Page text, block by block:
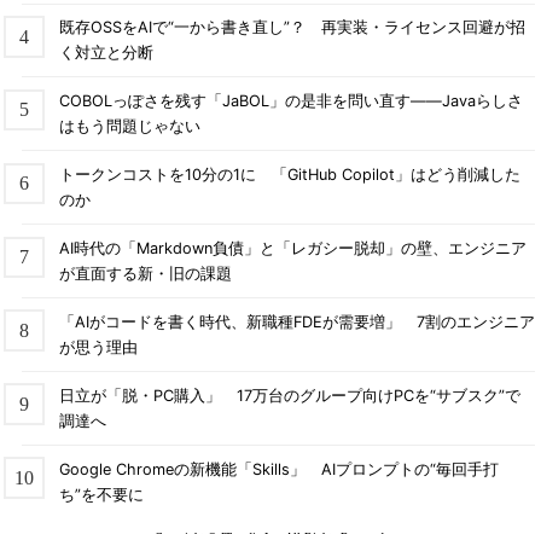
既存OSSをAIで“一から書き直し”？ 再実装・ライセンス回避が招
く対立と分断
COBOLっぽさを残す「JaBOL」の是非を問い直す――Javaらしさ
はもう問題じゃない
トークンコストを10分の1に 「GitHub Copilot」はどう削減した
のか
AI時代の「Markdown負債」と「レガシー脱却」の壁、エンジニア
が直面する新・旧の課題
「AIがコードを書く時代、新職種FDEが需要増」 7割のエンジニア
が思う理由
日立が「脱・PC購入」 17万台のグループ向けPCを“サブスク”で
調達へ
Google Chromeの新機能「Skills」 AIプロンプトの“毎回手打
ち”を不要に